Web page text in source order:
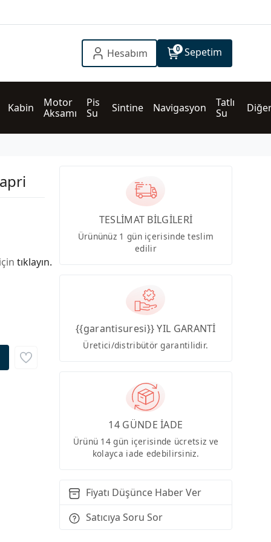
Hesabım 0 Sepetim
Kabin
Motor
Aksamı
Pis
Su
Sintine Navigasyon
Tatlı
Su
tıklayın.
TESLİMAT BİLGİLERİ
Ürününüz 1 gün içerisinde teslim
edilir
{{garantisuresi}} YIL GARANTİ
Üretici/distribütör garantilidir.
14 GÜNDE İADE
Ürünü 14 gün içerisinde ücretsiz ve
kolayca iade edebilirsiniz.
Fiyatı Düşünce Haber Ver
Satıcıya Soru Sor